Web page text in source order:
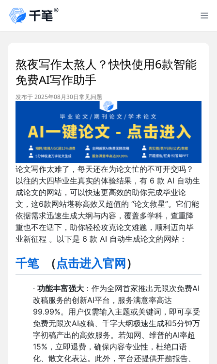
熬夜写作太熬人？快快使用6款智能
免费AI写作助手
发布于 2025年08月30日常见问题
论文写作太难了，每天还在为论文忙的不可开交吗？
以往的大四毕业生真实的体验结果，有 6 款 AI 自动生
成论文的网站，可以快速更高效的助你完成毕业论
文，这6款网站堪称高效又超值的 “论文救星”。它们能
依据需求迅速生成大纲与内容，覆盖多学科，查重降
重也不在话下，助你轻松攻克论文难题，顺利迈向毕
业新征程 。以下是 6 款 AI 自动生成论文的网站：
千笔（点击进入官网 ）
· 功能丰富强大 ：作为全网首家推出无限次免费AI
改稿服务的创新AI平台，服务满意率高达
99.99%。用户仅需输入主题或关键词，即可享受
免费无限次AI改稿、千字大纲极速生成和5分钟万
字初稿产出的高效服务。若知网、维普的AI率超
15%，立即退费，确保内容专业性，杜绝口语
化、散文化表达。此外，平台还提供开题报告、